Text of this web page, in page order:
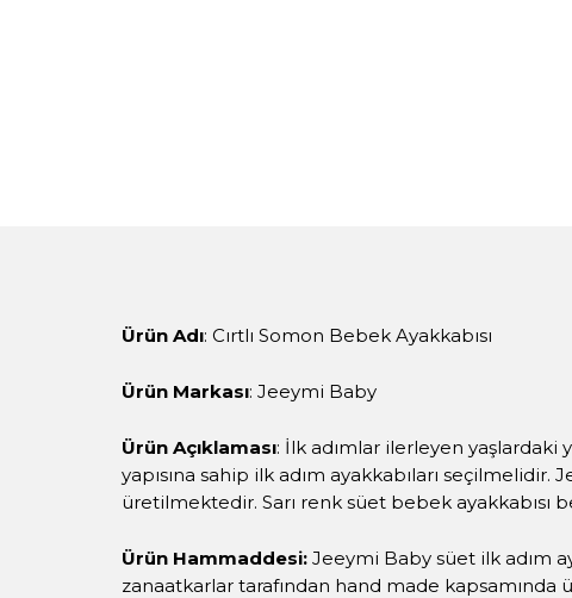
Ürün Adı: Cırtlı Somon Bebek Ayakkabısı
Ürün Markası: Jeeymi Baby
Ürün Açıklaması: İlk adımlar ilerleyen
yapısına sahip ilk adım ayakkabıları
üretilmektedir. Sarı renk süet bebek ayakkabısı
Ürün Hammaddesi: Jeeymi Baby süet ilk adım
zanaatkarlar tarafından hand made kapsamında